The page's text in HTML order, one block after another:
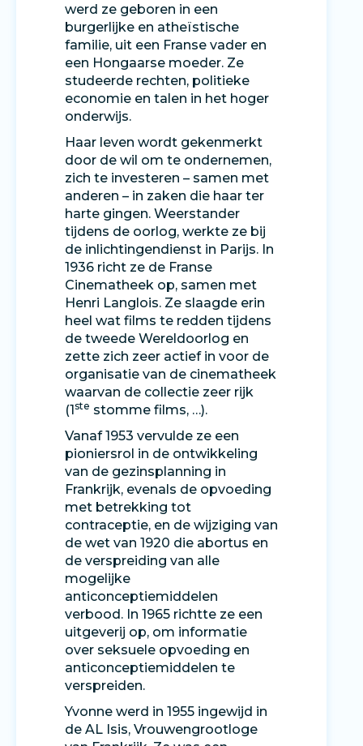
werd ze geboren in een
burgerlijke en atheïstische
familie, uit een Franse vader en
een Hongaarse moeder. Ze
studeerde rechten, politieke
economie en talen in het hoger
onderwijs.
Haar leven wordt gekenmerkt
door de wil om te ondernemen,
zich te investeren – samen met
anderen – in zaken die haar ter
harte gingen. Weerstander
tijdens de oorlog, werkte ze bij
de inlichtingendienst in Parijs. In
1936 richt ze de Franse
Cinematheek op, samen met
Henri Langlois. Ze slaagde erin
heel wat films te redden tijdens
de tweede Wereldoorlog en
zette zich zeer actief in voor de
organisatie van de cinematheek
waarvan de collectie zeer rijk
(1ste stomme films, …).
Vanaf 1953 vervulde ze een
pioniersrol in de ontwikkeling
van de gezinsplanning in
Frankrijk, evenals de opvoeding
met betrekking tot
contraceptie, en de wijziging van
de wet van 1920 die abortus en
de verspreiding van alle
mogelijke
anticonceptiemiddelen
verbood. In 1965 richtte ze een
uitgeverij op, om informatie
over seksuele opvoeding en
anticonceptiemiddelen te
verspreiden.
Yvonne werd in 1955 ingewijd in
de AL Isis, Vrouwengrootloge